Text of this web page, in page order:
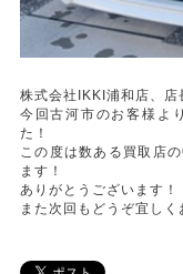
株式会社IKKI浦和店、店
今回古河市のお客様よ
た！
この度は数ある買取店
ます！
ありがとうございます！
また次回もどうぞ宜しく